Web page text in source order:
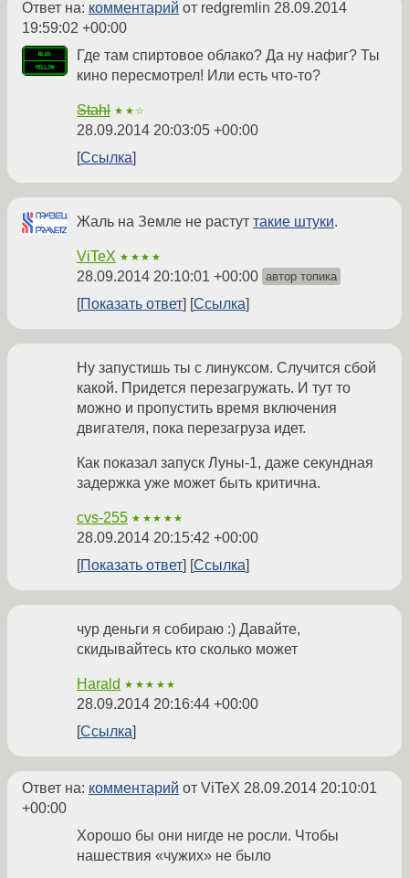
Ответ на: комментарий от redgremlin 28.09.2014
19:59:02 +00:00
Где там спиртовое облако? Да ну нафиг? Ты
кино пересмотрел! Или есть что-то?
Stahl ★★☆
28.09.2014 20:03:05 +00:00
Ссылка
Жаль на Земле не растут такие штуки.
ViTeX ★★★★
28.09.2014 20:10:01 +00:00 автор топика
Показать ответ Ссылка
Ну запустишь ты с линуксом. Случится сбой
какой. Придется перезагружать. И тут то
можно и пропустить время включения
двигателя, пока перезагруза идет.
Как показал запуск Луны-1, даже секундная
задержка уже может быть критична.
cvs-255 ★★★★★
28.09.2014 20:15:42 +00:00
Показать ответ
Ссылка
чур деньги я собираю :) Давайте,
скидывайтесь кто сколько может
Harald ★★★★★
28.09.2014 20:16:44 +00:00
Ссылка
Ответ на: комментарий от ViTeX 28.09.2014 20:10:01
+00:00
Хорошо бы они нигде не росли. Чтобы
нашествия «чужих» не было